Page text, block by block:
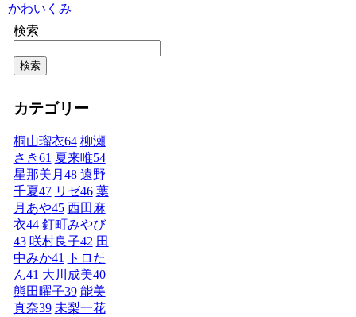
かわいくみ
検索
検索
カテゴリー
桐山瑠衣64 柳瀬
さき61 夏来唯54
星那美月 48 遠野
千夏47 リゼ46 葉
月あや45 西田麻
衣44 釘町みやび
43 咲村良子42 田
中みか41
トロた
ん41 大川成美40
熊田曜子39 能美
真奈39 未梨一花